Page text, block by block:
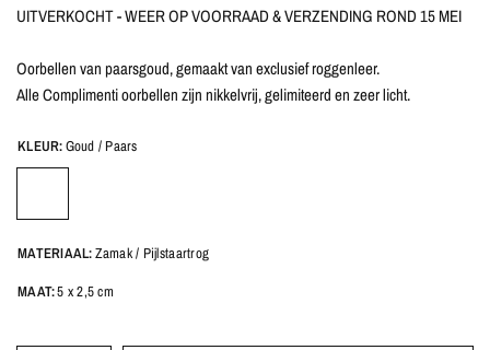
UITVERKOCHT - WEER OP VOORRAAD & VERZENDING ROND 15 MEI
Oorbellen van paarsgoud, gemaakt van exclusief roggenleer.
Alle Complimenti oorbellen zijn nikkelvrij, gelimiteerd en zeer licht.
KLEUR:Goud / Paars
MATERIAAL:Zamak / Pijlstaartrog
MAAT:5 x 2,5 cm